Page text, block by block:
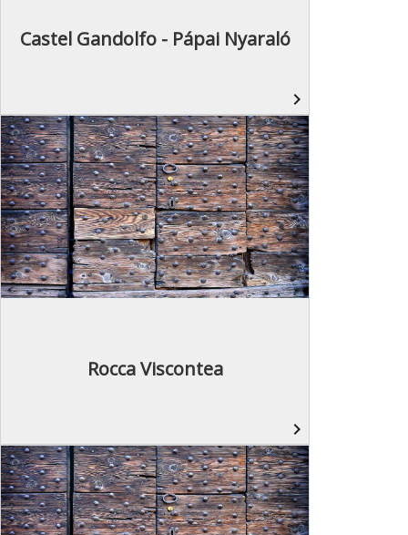
Castel Gandolfo - Pápai Nyaraló
navigate_next
Rocca Viscontea
navigate_next